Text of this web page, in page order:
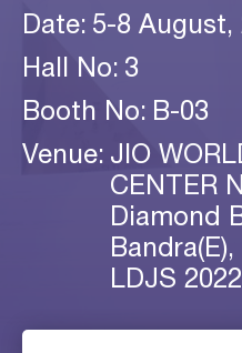
Date: 5-8 August,
Hall No: 3
Booth No: B-03
Venue: JIO
CENTER
Diamond
LDJS 2022